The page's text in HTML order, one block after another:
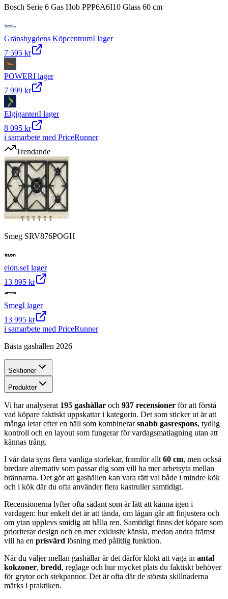
Bosch Serie 6 Gas Hob PPP6A6I10 Glass 60 cm
Gränsbygdens KöpcentrumI lager
7 595 kr
POWERI lager
7 999 kr
ElgigantenI lager
8 095 kr
i samarbete med PriceRunner
Trendande
Smeg SRV876POGH
elon.seI lager
13 895 kr
SmegI lager
13 995 kr
i samarbete med PriceRunner
Bästa gashällen 2026
Sektioner
Produkter
Vi har analyserat 195 gashällar och 937 recensioner för att förstå
vad köpare faktiskt uppskattar i kategorin. Det som sticker ut är att
många letar efter en häll som kombinerarsnabb gasrespons, tydlig
kontroll och en layout som fungerar för vardagsmatlagning utan att
kännas trång.
I vår data syns flera vanliga storlekar, framför allt 60 cm, men också
bredare alternativ som passar dig som vill ha mer arbetsyta mellan
brännarna. Det gör att gashällen kan vara rätt val både i mindre kök
och i kök där du ofta använder flera kastruller samtidigt.
Recensionerna lyfter ofta sådant som är lätt att känna igen i
vardagen: hur enkelt det är att tända, om lågan går att finjustera och
om ytan upplevs smidig att hålla ren. Samtidigt finns det köpare som
prioriterar design och en mer exklusiv känsla, medan andra främst
vill ha en prisvärd lösning med pålitlig funktion.
När du väljer mellan gashällar är det därför klokt att väga in antal
kokzoner, bredd, reglage och hur mycket plats du faktiskt behöver
för grytor och stekpannor. Det är ofta där de största skillnaderna
märks i praktiken.